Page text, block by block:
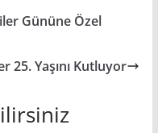
Gününe Özel
25. Yaşını Kutluyor